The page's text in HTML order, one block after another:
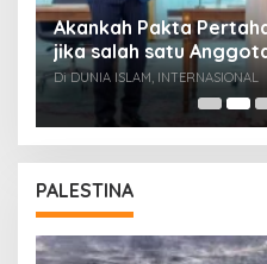
Akankah Pakta
jika salah satu
Di DUNIA ISLAM, INTERNASIONAL
PALESTINA